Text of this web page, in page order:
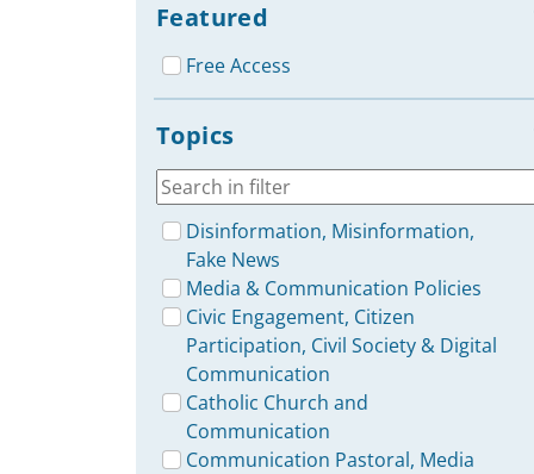
Featured
Free Access
Topics
Disinformation, Misinformation,
Fake News
Media & Communication Policies
Civic Engagement, Citizen
Participation, Civil Society & Digital
Communication
Catholic Church and
Communication
Communication Pastoral, Media